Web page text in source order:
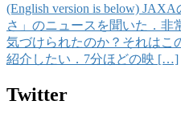
(English version is below)
さ」のニュースを聞いた．非
気づけられたのか？それはこ
紹介したい．7分ほどの映 […]
Twitter